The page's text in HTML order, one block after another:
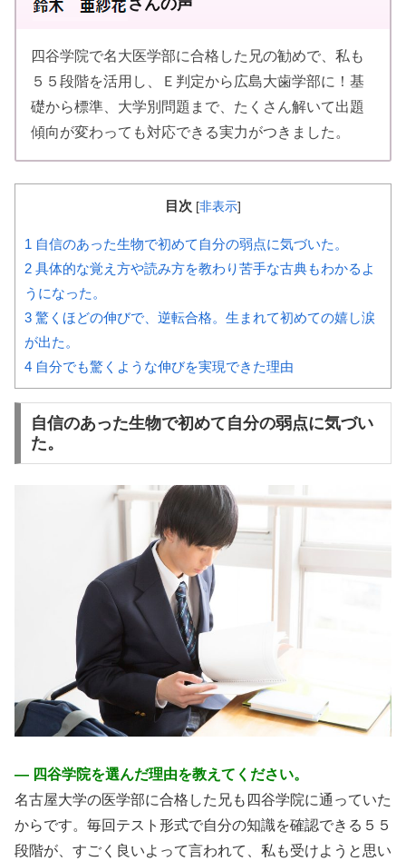
四谷学院で名大医学部に合格した兄の勧めで、私も
５５段階を活用し、Ｅ判定から広島大歯学部に！基
礎から標準、大学別問題まで、たくさん解いて出題
傾向が変わっても対応できる実力がつきました。
目次 [非表示]
1 自信のあった生物で初めて自分の弱点に気づいた。
2 具体的な覚え方や読み方を教わり苦手な古典もわかるよ
うになった。
3 驚くほどの伸びで、逆転合格。生まれて初めての嬉し涙
が出た。
4 自分でも驚くような伸びを実現できた理由
自信のあった生物で初めて自分の弱点に気づい
た。
― 四谷学院を選んだ理由を教えてください。
名古屋大学の医学部に合格した兄も四谷学院に通っていた
からです。毎回テスト形式で自分の知識を確認できる５５
段階が、すごく良いよって言われて、私も受けようと思い